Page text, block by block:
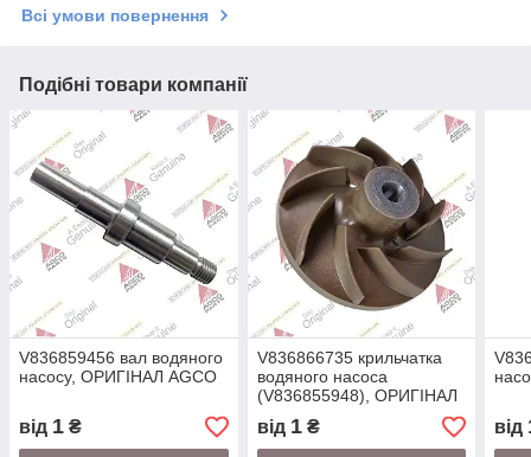
Всі умови повернення
Подібні товари компанії
V836859456 вал водяного
насосу, ОРИГІНАЛ AGCO
від 1 ₴
V836866735 крильчатка
водяного насоса
(V836855948), ОРИГІНАЛ
AGCO
від 1₴ від